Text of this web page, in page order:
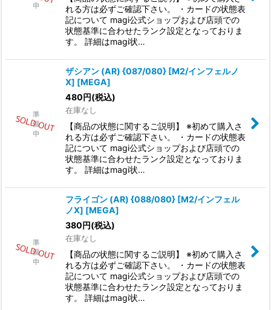
れる方は必ずご確認下さい。 ・カードの状態表
記について magi公式ショップおよび店頭での
状態基準に合わせたランク設定となっておりま
す。 詳細はmagi状…
ザシアン (AR) {087/080} [M2/インフェルノ
X] [MEGA]
480円(税込)
在庫なし
【商品の状態に関するご説明】 ※初めて購入さ
れる方は必ずご確認下さい。 ・カードの状態表
記について magi公式ショップおよび店頭での
状態基準に合わせたランク設定となっておりま
す。 詳細はmagi状…
フライゴン (AR) {088/080} [M2/インフェル
ノX] [MEGA]
380円(税込)
在庫なし
【商品の状態に関するご説明】 ※初めて購入さ
れる方は必ずご確認下さい。 ・カードの状態表
記について magi公式ショップおよび店頭での
状態基準に合わせたランク設定となっておりま
す。 詳細はmagi状…